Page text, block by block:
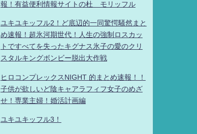
報！有益便利情報サイトの杜 モリッフル
ユキユキッフル2！ど底辺的一同驚愕騒然まと
め速報！超氷河期世代！人生の強制ロスカッ
トですべてを失ったキグナス氷子の愛のクリ
スタルキングボンビー脱出大作戦
ヒロコンプレックスNIGHT 的まとめ速報！！
子供が欲しいど陰キャアラフィフ女子のめざ
せ！専業主婦！婚活計画編
ユキユキッフル3！